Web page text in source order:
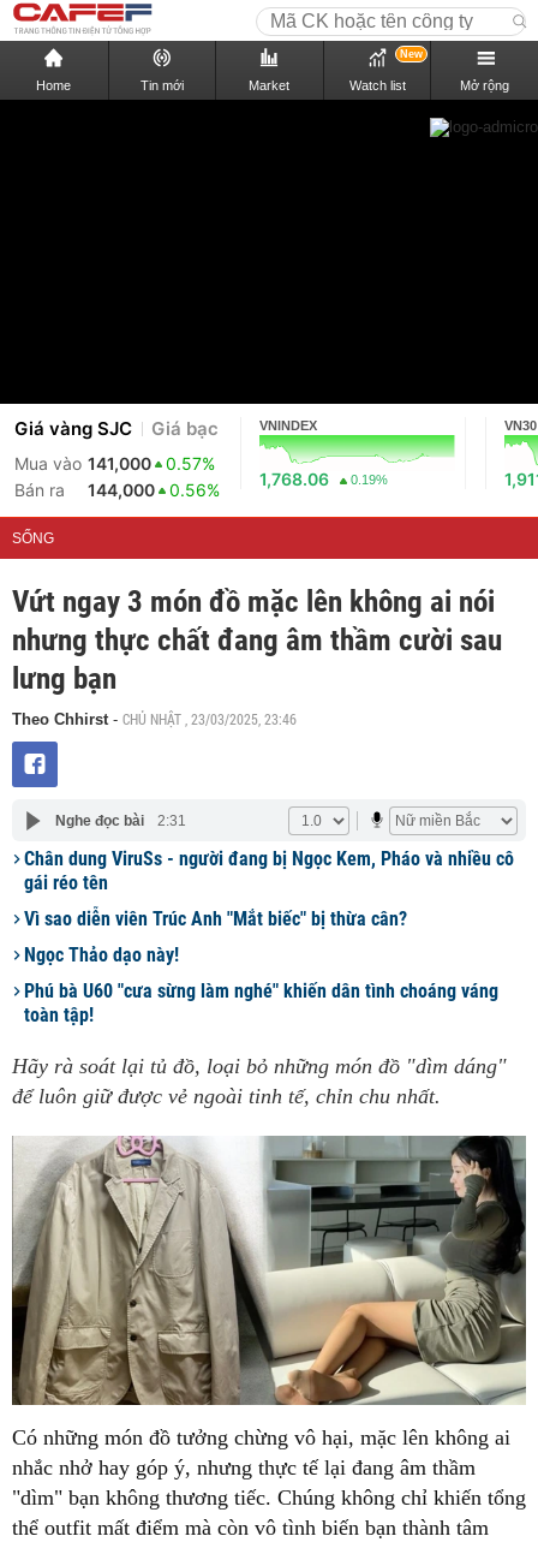
Home Tin mới Market Watch list
New
Mở rộng
Giá vàng SJC Giá bạc
Mua vào 141,000
0.57%
Bán ra
144,000 0.56%
VNINDEX
1,768.06 0.19%
VN30
SỐNG
Vứt ngay 3 món đồ mặc lên không ai nói
nhưng thực chất đang âm thầm cười sau
lưng bạn
Theo Chhirst- CHỦ NHẬT , 23/03/2025, 23:46
Nghe đọc bài 2:31
Chân dung ViruSs - người đang bị Ngọc Kem, Pháo và nhiều cô
gái réo tên
Vì sao diễn viên Trúc Anh "Mắt biếc" bị thừa cân?
Ngọc Thảo dạo này!
Phú bà U60 "cưa sừng làm nghé" khiến dân tình choáng váng
toàn tập!
Hãy rà soát lại tủ đồ, loại bỏ những món đồ "dìm dáng"
để luôn giữ được vẻ ngoài tinh tế, chỉn chu nhất.
Có những món đồ tưởng chừng vô hại, mặc lên không ai
nhắc nhở hay góp ý, nhưng thực tế lại đang âm thầm
"dìm" bạn không thương tiếc. Chúng không chỉ khiến tổng
thể outfit mất điểm mà còn vô tình biến bạn thành tâm